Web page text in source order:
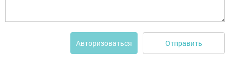
Авторизоваться Отправить